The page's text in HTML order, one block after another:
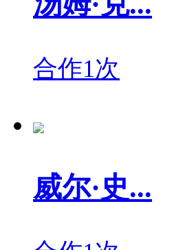
合作1次
威尔·史...